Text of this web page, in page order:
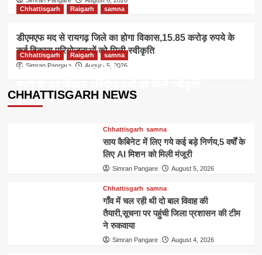
Chhattisgarh
Raigarh samna
डीएमएफ मद से रायगढ़ जिले का होगा विकास,15.85 करोड़ रुपये के
कई विकास परियोजनाओं को मिली स्वीकृति
Simran Pangare August 5, 2026
CHHATTISGARH NEWS
Chhattisgarh Raigarh samna
डीएमएफ मद से रायगढ़ जिले का होगा विकास,15.85 करोड़
Simran Pangare August 5, 2026
Chhattisgarh samna
साय कैबिनेट में लिए गये कई बड़े निर्णय,5 वर्षों के
लिए AI मिशन को मिली मंजूरी
Simran Pangare August 5, 2026
Chhattisgarh samna
गाँव में चल रही थी दो बाल विवाह की
तैयारी,सूचना पर पहुंची जिला प्रशासन की टीम
ने रुकवाया
Simran Pangare August 4, 2026